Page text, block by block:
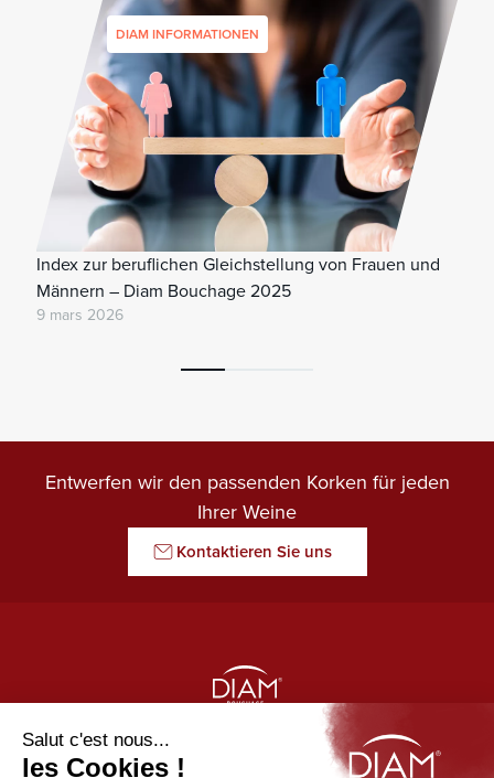
DIAM INFORMATIONEN
Index zur beruflichen Gleichstellung von Frauen und
Männern – Diam Bouchage 2025
9 mars 2026
Entwerfen wir den passenden Korken für jeden
Ihrer Weine
Kontaktieren Sie uns
LE GARDIEN DES ARÔMES